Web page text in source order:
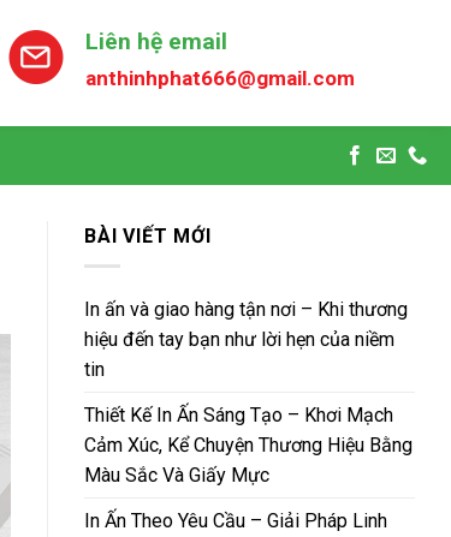
Liên hệ email
anthinhphat666@gmail.com
BÀI VIẾT MỚI
In ấn và giao hàng tận nơi – Khi thương
hiệu đến tay bạn như lời hẹn của niềm
tin
Thiết Kế In Ấn Sáng Tạo – Khơi Mạch
Cảm Xúc, Kể Chuyện Thương Hiệu Bằng
Màu Sắc Và Giấy Mực
In Ấn Theo Yêu Cầu – Giải Pháp Linh